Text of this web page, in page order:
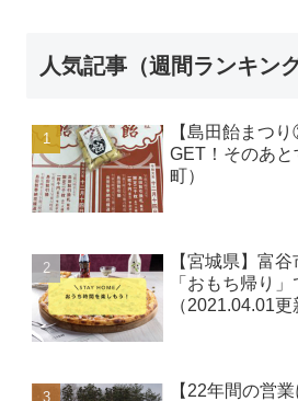
人気記事（週間ランキング
【島田飴まつ
GET！そのあ
町）
【宮城県】富
「おもち帰り
（2021.04.01
【22年間の営